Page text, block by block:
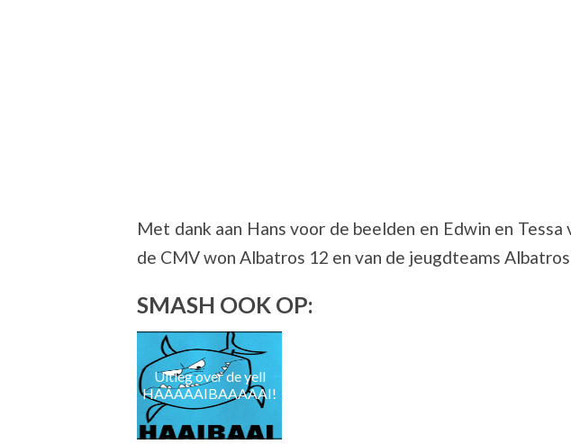
Met dank aan Hans voor de beelden en Edwin en
de CMV won Albatros 12 en van de jeugdteams Albatros
SMASH OOK OP:
Uitleg over de yell
HAAAAAIBAAAAAI!